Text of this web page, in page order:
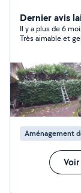
Dernier avis
Il y a plus de 6
Très aimable et
Aménagement